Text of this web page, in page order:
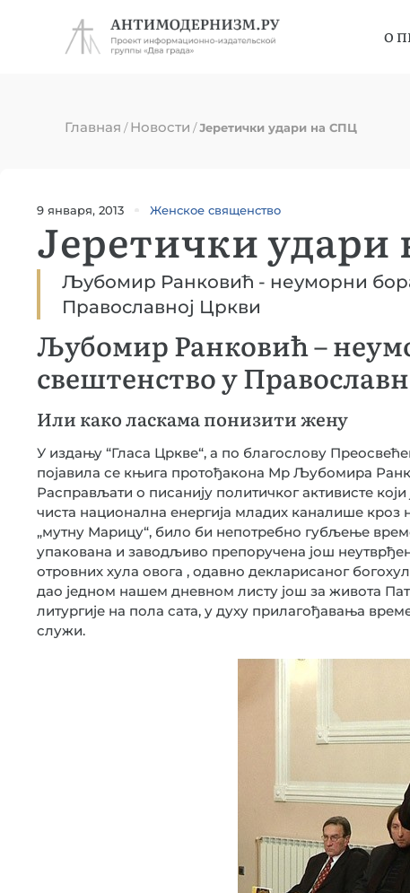
О
Главная /Новости /Јеретички удари на СПЦ
9 января, 2013 Женское священство
Јеретички
Љубомир Ранковић - неуморни
Православноj Цркви
Љубомир Ранковић –
свештенство у
Или како ласкама понизити жену
У издању “Гласа Цркве“, а по благослову
појавила се књига протођакона Мр Љубомира
Расправљати о писанију политичког активисте
чиста национална енергија младих каналише кроз
„мутну Марицу“, било би непотребно губљење
упакована и заводљиво препоручена још
отровних хула овога , одавно декларисаног
дао једном нашем дневном листу још за живота
литургије на пола сата, у духу прилагођавања
служи.